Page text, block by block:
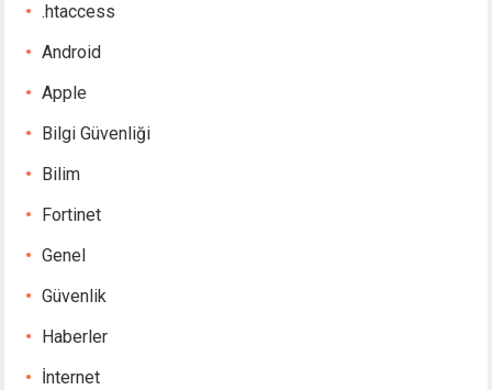
.htaccess
Android
Apple
Bilgi Güvenliği
Bilim
Fortinet
Genel
Güvenlik
Haberler
İnternet